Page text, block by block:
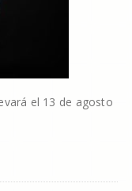
el 13 de agosto